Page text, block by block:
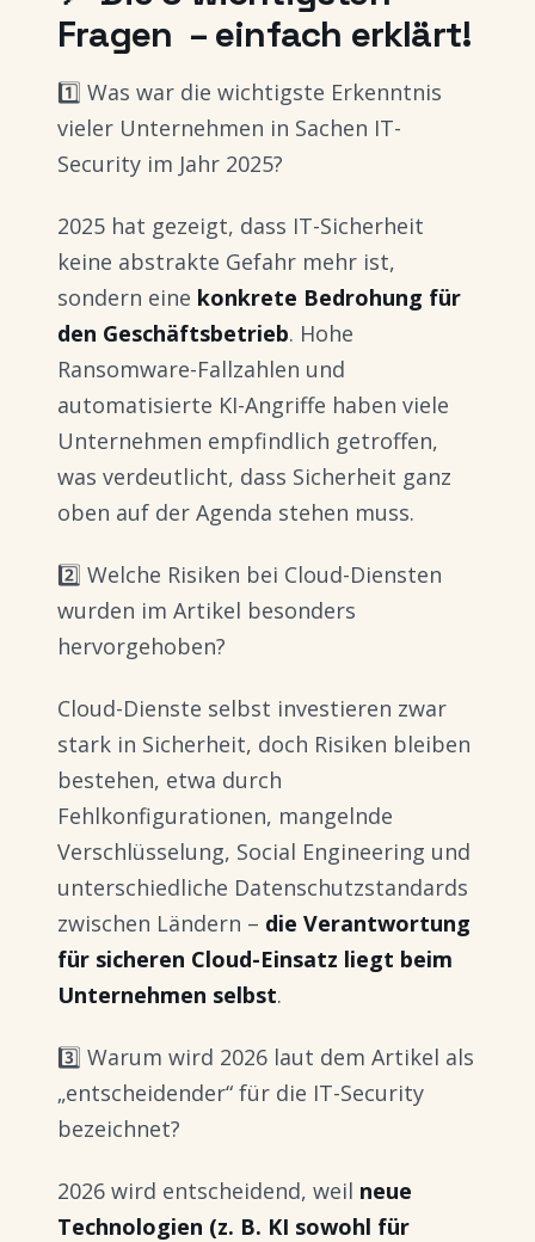
Fragen – einfach erklärt!
1️⃣ Was war die wichtigste Erkenntnis
vieler Unternehmen in Sachen IT-
Security im Jahr 2025?
2025 hat gezeigt, dass IT-Sicherheit
keine abstrakte Gefahr mehr ist,
sondern eine konkrete Bedrohung für
den Geschäftsbetrieb. Hohe
Ransomware-Fallzahlen und
automatisierte KI-Angriffe haben viele
Unternehmen empfindlich getroffen,
was verdeutlicht, dass Sicherheit ganz
oben auf der Agenda stehen muss.
2️⃣ Welche Risiken bei Cloud-Diensten
wurden im Artikel besonders
hervorgehoben?
Cloud-Dienste selbst investieren zwar
stark in Sicherheit, doch Risiken bleiben
bestehen, etwa durch
Fehlkonfigurationen, mangelnde
Verschlüsselung, Social Engineering und
unterschiedliche Datenschutzstandards
zwischen Ländern – die Verantwortung
für sicheren Cloud-Einsatz liegt beim
Unternehmen selbst.
3️⃣ Warum wird 2026 laut dem Artikel als
„entscheidender“ für die IT-Security
bezeichnet?
2026 wird entscheidend, weil neue
Technologien (z. B. KI sowohl für